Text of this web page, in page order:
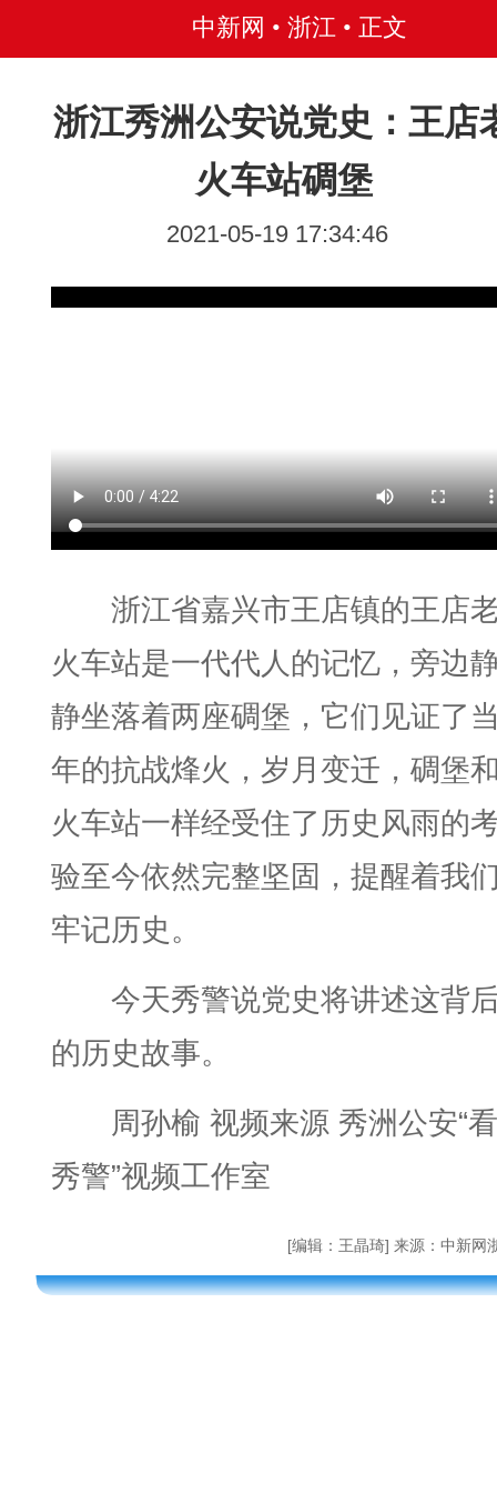
中新网 • 浙江 • 正文
浙江秀洲公安说党史：王店
火车站碉堡
2021-05-19 17:34:46
浙江省嘉兴市王店镇的王店
火车站是一代代人的记忆，旁边
静坐落着两座碉堡，它们见证了
年的抗战烽火，岁月变迁，碉堡
火车站一样经受住了历史风雨的
验至今依然完整坚固，提醒着我
牢记历史。
今天秀警说党史将讲述这背
的历史故事。
周孙榆 视频来源 秀洲公安“看
秀警”视频工作室
[编辑：王晶琦] 来源：中新网